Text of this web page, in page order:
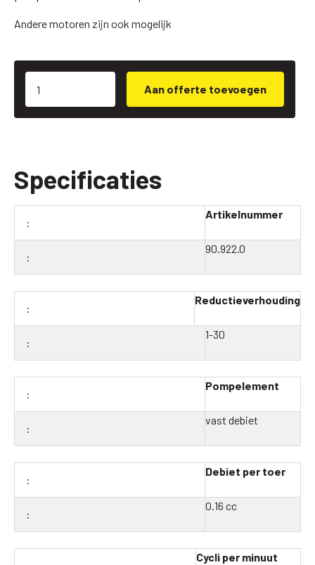
Andere motoren zijn ook mogelijk
Aan offerte toevoegen
Specificaties
Artikelnummer
90.922.0
Reductieverhouding
1-30
Pompelement
vast debiet
Debiet per toer
0.16 cc
Cycli per minuut